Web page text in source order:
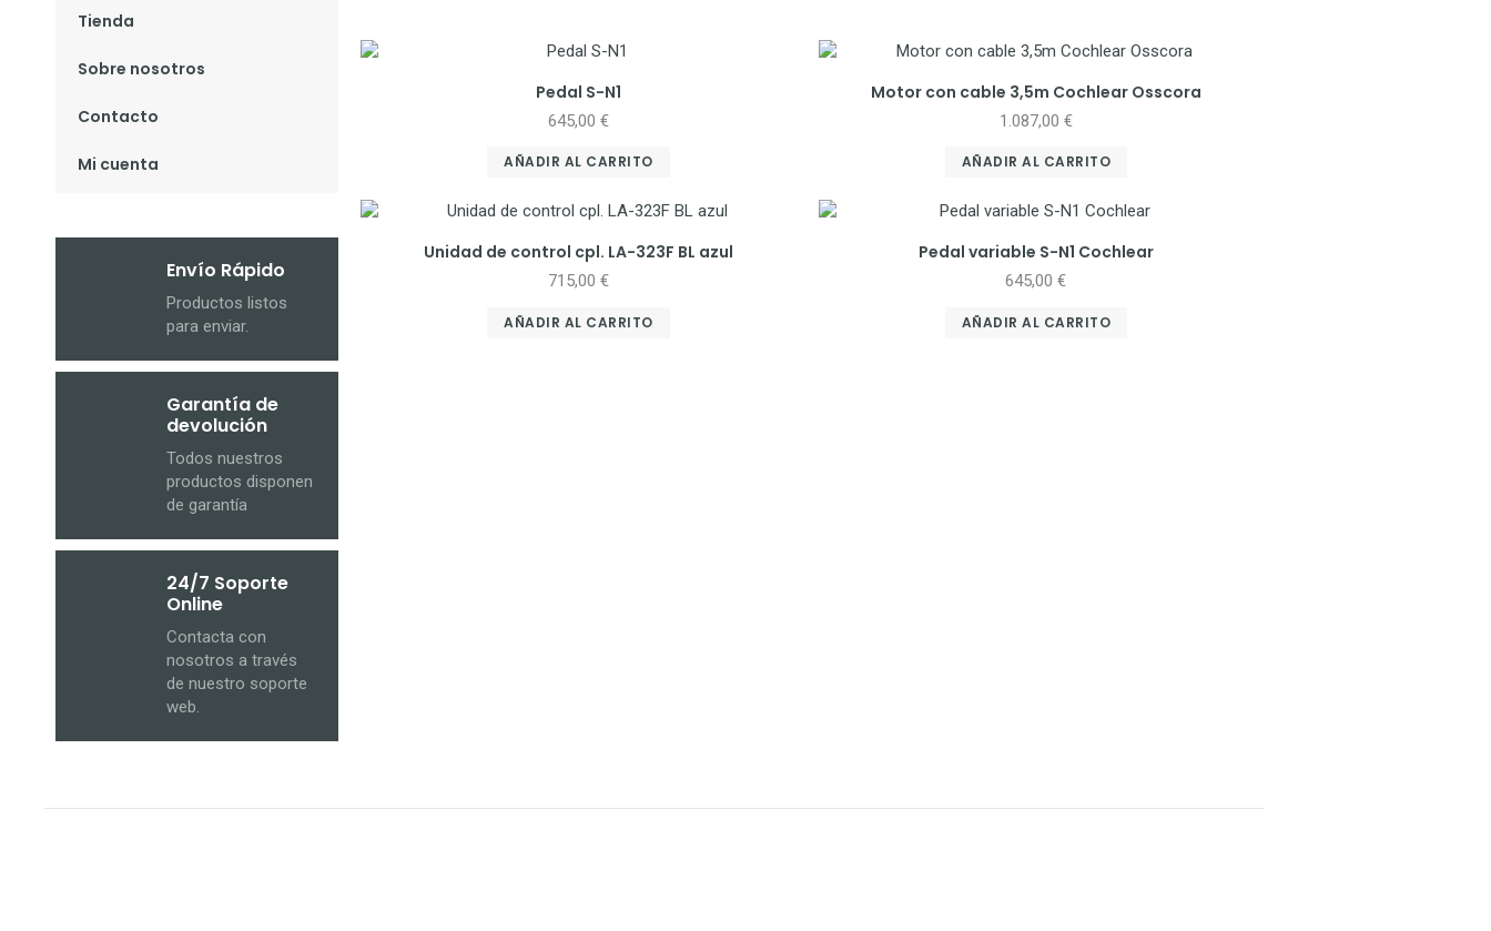
Tienda
Sobre nosotros
Contacto
Mi cuenta
Envío Rápido
Productos listos
para enviar.
Garantía de
devolución
Todos nuestros
productos disponen
de garantía
24/7 Soporte
Online
Contacta con
nosotros a través
de nuestro soporte
web.
Pedal S-N1
645,00 €
AÑADIR AL CARRITO
Motor con cable 3,5m Cochlear Osscora
1.087,00 €
AÑADIR AL CARRITO
Unidad de control cpl. LA-323F BL azul
715,00 €
AÑADIR AL CARRITO
Pedal variable S-N1 Cochlear
645,00€
AÑADIR AL CARRITO